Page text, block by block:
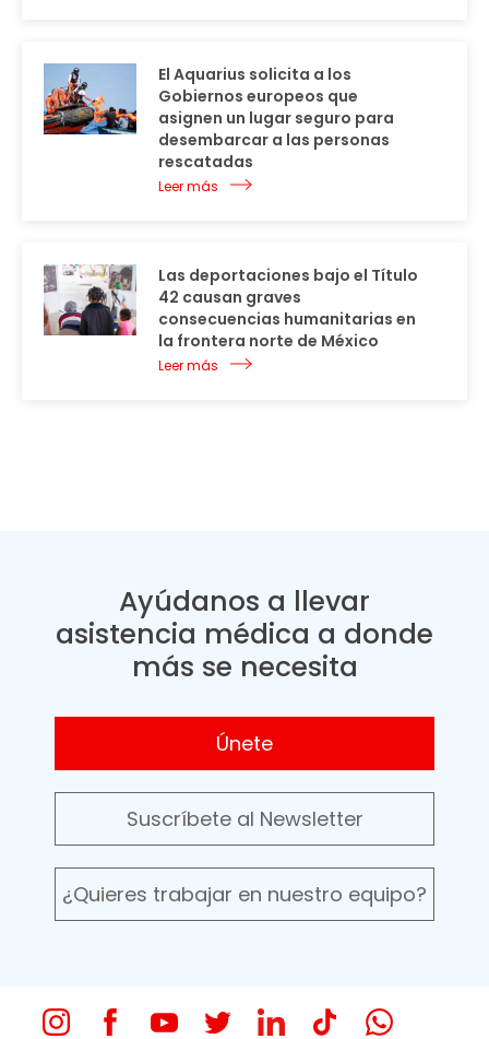
El Aquarius solicita a los
Gobiernos europeos que
asignen un lugar seguro para
desembarcar a las personas
rescatadas
Leer más
Las deportaciones bajo el Título
42 causan graves
consecuencias humanitarias en
la frontera norte de México
Leer más
Ayúdanos a llevar
asistencia médica a donde
más se necesita
Únete
Suscríbete al Newsletter
¿Quieres trabajar en nuestro equipo?